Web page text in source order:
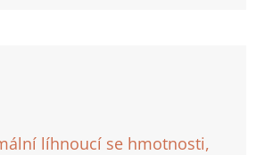
líhnoucí se hmotnosti,